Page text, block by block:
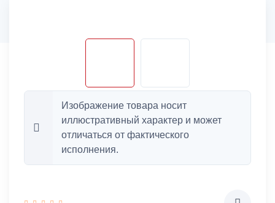
Изображение товара носит
иллюстративный характер и может
отличаться от фактического
исполнения.